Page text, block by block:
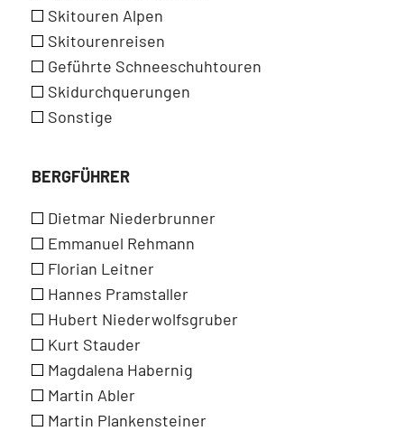
Skitouren Alpen
Skitourenreisen
Geführte Schneeschuhtouren
Skidurchquerungen
Sonstige
BERGFÜHRER
Dietmar Niederbrunner
Emmanuel Rehmann
Florian Leitner
Hannes Pramstaller
Hubert Niederwolfsgruber
Kurt Stauder
Magdalena Habernig
Martin Abler
Martin Plankensteiner